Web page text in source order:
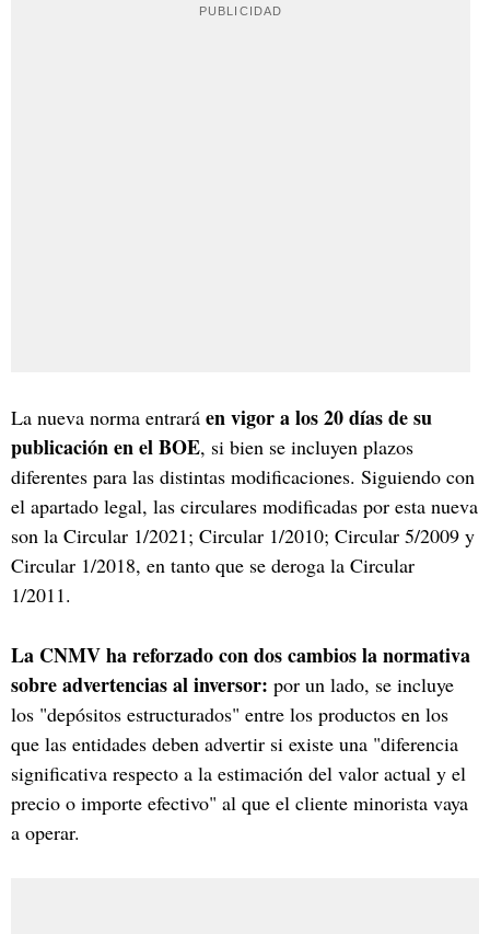
La nueva norma entrará en vigor a los 20 días de su
publicación en el BOE, si bien se incluyen plazos
diferentes para las distintas modificaciones. Siguiendo con
el apartado legal, las circulares modificadas por esta nueva
son la Circular 1/2021; Circular 1/2010; Circular 5/2009 y
Circular 1/2018, en tanto que se deroga la Circular
1/2011.
La CNMV ha reforzado con dos cambios la normativa
sobre advertencias al inversor: por un lado, se incluye
los "depósitos estructurados" entre los productos en los
que las entidades deben advertir si existe una "diferencia
significativa respecto a la estimación del valor actual y el
precio o importe efectivo" al que el cliente minorista vaya
a operar.